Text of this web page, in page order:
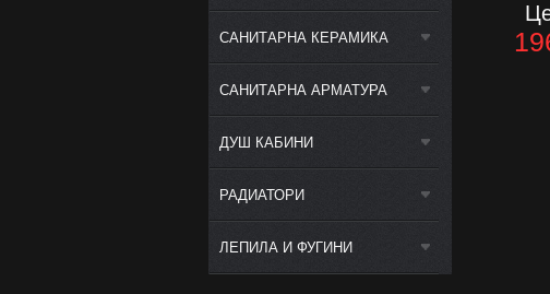
САНИТАРНА КЕРАМИКА
САНИТАРНА АРМАТУРА
ДУШ КАБИНИ
РАДИАТОРИ
ЛЕПИЛА И ФУГИНИ